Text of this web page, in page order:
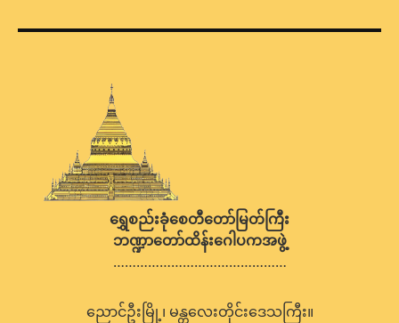
ရွှေစည်းခုံစေတီတော်မြတ်ကြီး
ဘဏ္ဍာတော်ထိန်းဂေါပကအဖွဲ့
………………………………………
ညောင်ဦးမြို့၊ မန္တလေးတိုင်းဒေသကြီး။